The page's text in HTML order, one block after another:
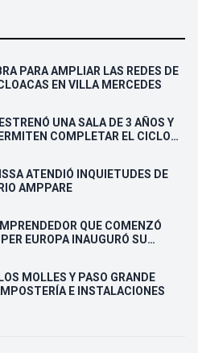
PARA AMPLIAR LAS REDES DE
EN VILLA MERCEDES
UNA SALA DE 3 AÑOS Y
COMPLETAR EL CICLO
ATENDIÓ INQUIETUDES DE
AMPPARE
QUE COMENZÓ
EUROPA INAUGURÓ SU
MOLLES Y PASO GRANDE
E INSTALACIONES